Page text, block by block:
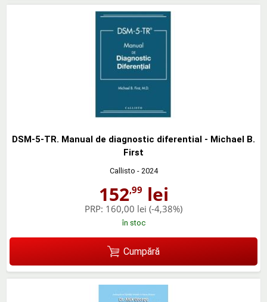
DSM-5-TR. Manual de diagnostic diferential - Michael B.
First
Callisto - 2024
152,99 lei
PRP: 160,00 lei (-4,38%)
în stoc
Cumpără